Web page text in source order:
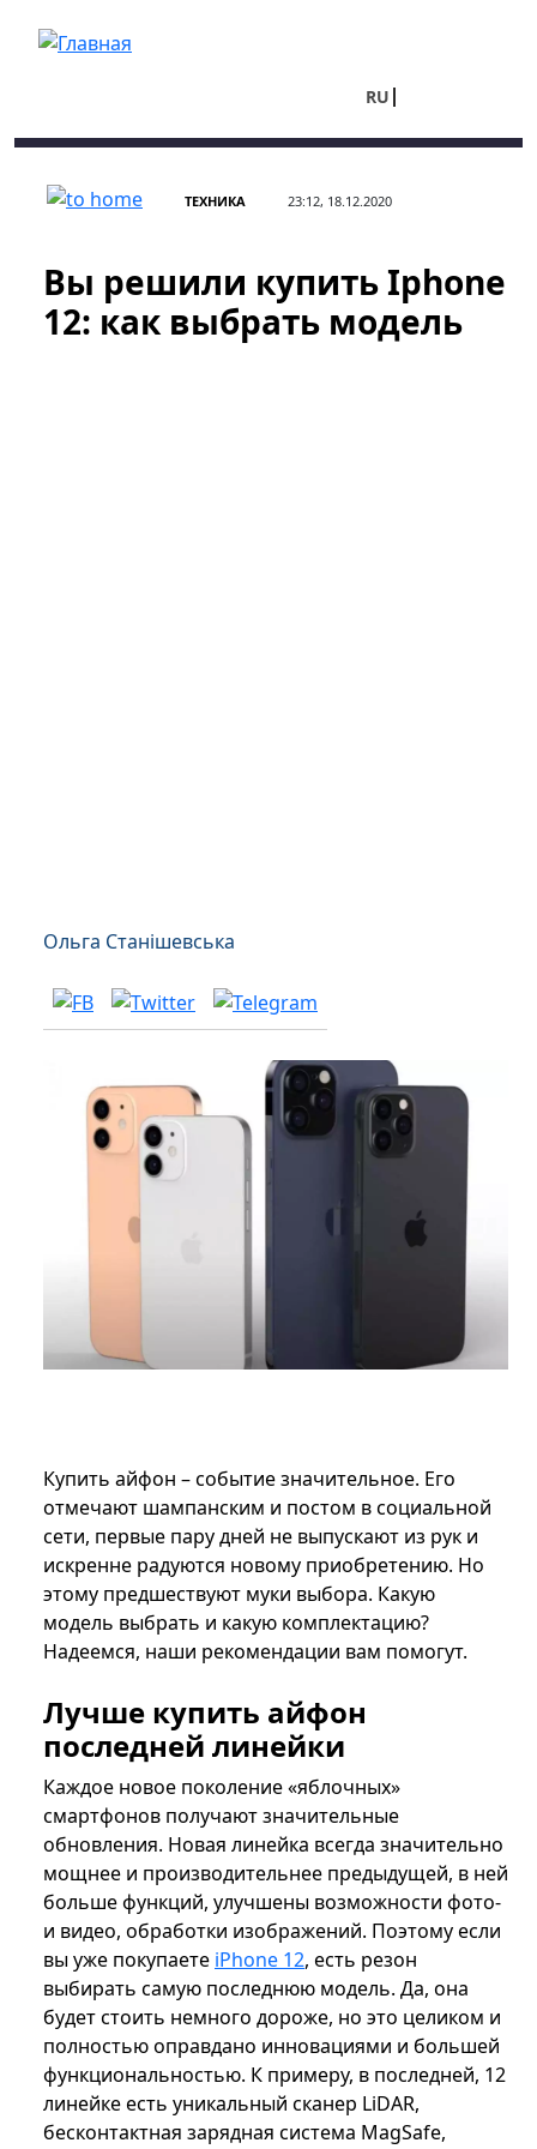
RU
ТЕХНИКА 23:12, 18.12.2020
Вы решили купить Iphone
12: как выбрать модель
Ольга Станішевська
Купить айфон – событие значительное. Его
отмечают шампанским и постом в социальной
сети, первые пару дней не выпускают из рук и
искренне радуются новому приобретению. Но
этому предшествуют муки выбора. Какую
модель выбрать и какую комплектацию?
Надеемся, наши рекомендации вам помогут.
Лучше купить айфон
последней линейки
Каждое новое поколение «яблочных»
смартфонов получают значительные
обновления. Новая линейка всегда значительно
мощнее и производительнее предыдущей, в ней
больше функций, улучшены возможности фото-
и видео, обработки изображений. Поэтому если
вы уже покупаете iPhone 12, есть резон
выбирать самую последнюю модель. Да, она
будет стоить немного дороже, но это целиком и
полностью оправдано инновациями и большей
функциональностью. К примеру, в последней, 12
линейке есть уникальный сканер LiDAR,
бесконтактная зарядная система MagSafe,